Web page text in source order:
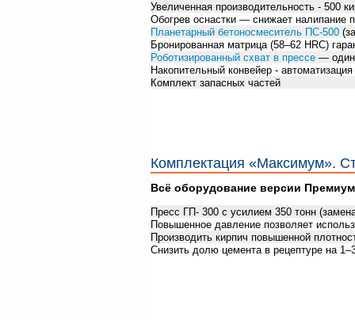
Увеличенная производительность - 500
Обогрев оснастки — снижает налипание
Планетарный бетоносмеситель ПС-500
Бронированная матрица (58–62 HRC)
Роботизированный схват в прессе —
Накопительный конвейер -
Комплект запасных частей
Комплектация «Максимум».
Всё оборудование версии
Пресс ГП- 300 с усилием 350 тонн
Повышенное давление позволяет
Производить кирпич повышенной
Снизить долю цемента в рецептуре на